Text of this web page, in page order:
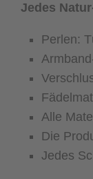
Jedes
Perlen:
Alle
Die
Jedes